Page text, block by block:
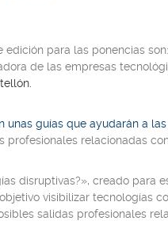
para las ponencias son:
de las empresas
unas guías que ayudarán a
relacionadas
disruptivas?», creado para
visibilizar tecnologías
salidas profesionales